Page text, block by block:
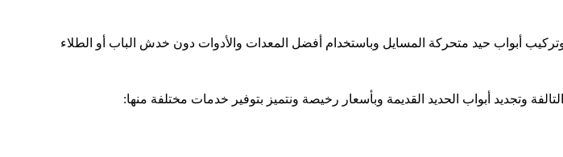
أبواب حيد متحركة المسايل وباستخدام أفضل المعدات والأدوات دون خدش الباب أو الطلاء
وتجديد أبواب الحديد القديمة وبأسعار رخيصة ونتميز بتوفير خدمات مختلفة منها: